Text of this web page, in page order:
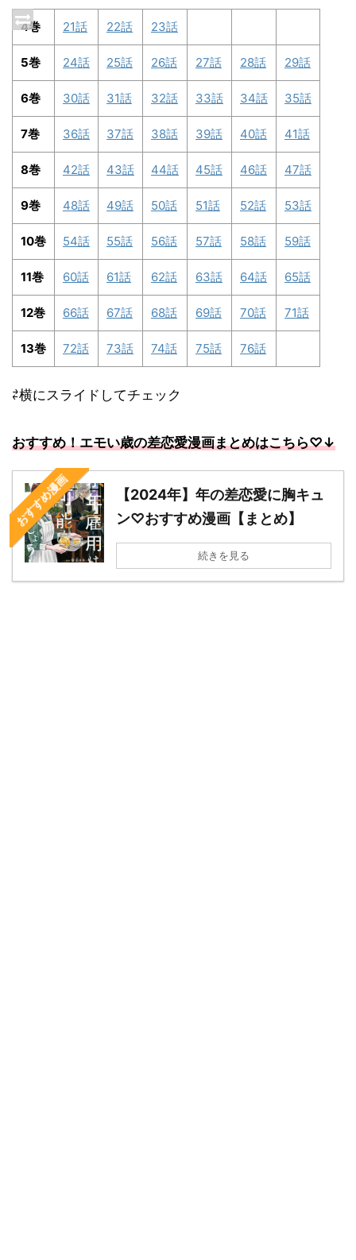
4巻 21話 22話 23話
5巻 24話 25話 26話 27話 28話 29話
6巻 30話 31話 32話 33話 34話 35話
7巻 36話 37話 38話 39話 40話 41話
8巻 42話 43話 44話 45話 46話 47話
9巻 48話 49話 50話 51話 52話 53話
10巻 54話 55話 56話 57話 58話 59話
11巻 60話 61話 62話 63話 64話 65話
12巻 66話 67話 68話 69話 70話 71話
13巻 72話 73話 74話 75話 76話
⇄横にスライドしてチェック
おすすめ！エモい歳の差恋愛漫画まとめはこちら♡↓
おすすめ漫画
【2024年】年の差恋愛に胸キュ
ン♡おすすめ漫画【まとめ】
続きを見る